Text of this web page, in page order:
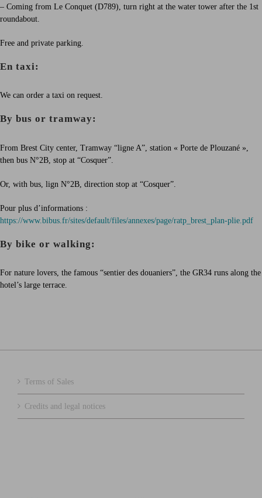
– Coming from Le Conquet (D789), turn right at the water tower after the 1st
roundabout.
Free and private parking.
En taxi:
We can order a taxi on request.
By bus or tramway:
From Brest City center, Tramway “ligne A”, station « Porte de Plouzané »,
then bus N°2B, stop at “Cosquer”.
Or, with bus, lign N°2B, direction stop at “Cosquer”.
Pour plus d’informations :
https://www.bibus.fr/sites/default/files/annexes/page/ratp_brest_plan-plie.pdf
By bike or walking:
For nature lovers, the famous “sentier des douaniers”, the GR34 runs along the
hotel’s large terrace.
Terms of Sales
Credits and legal notices